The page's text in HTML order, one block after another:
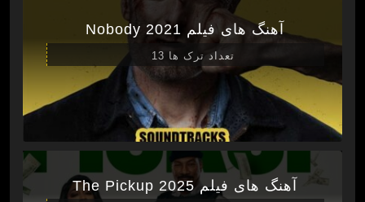
آهنگ های فیلم Nobody 2021
تعداد ترک ها 13
آهنگ های فیلم The Pickup 2025